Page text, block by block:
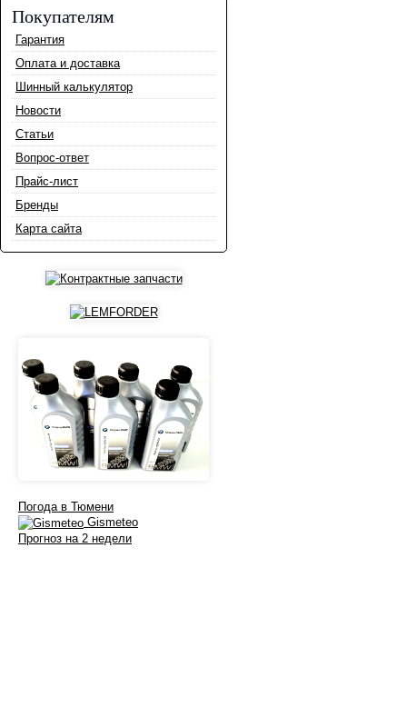
Покупателям
Гарантия
Оплата и доставка
Шинный калькулятор
Новости
Статьи
Вопрос-ответ
Прайс-лист
Бренды
Карта сайта
Погода в Тюмени
Gismeteo
Прогноз на 2 недели